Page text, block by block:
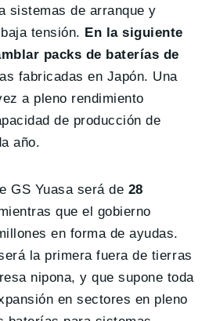
sistemas de arranque y
tensión. En la siguiente
packs de baterías de
fabricadas en Japón. Una
a pleno rendimiento
de producción de
año.
GS Yuasa será de 28
que el gobierno
en forma de ayudas.
la primera fuera de tierras
nipona, y que supone toda
en sectores en pleno